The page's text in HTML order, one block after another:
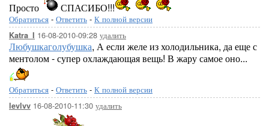
Просто СПАСИБО!!!
Обратиться - Ответить - К полной версии
Katra_I 16-08-2010-09:28 удалить
Любушкаголубушка, А если желе из холодильника, да еще с
ментолом - супер охлаждающая вещь! В жару самое оно...
Обратиться - Ответить - К полной версии
levlvv 16-08-2010-11:30 удалить